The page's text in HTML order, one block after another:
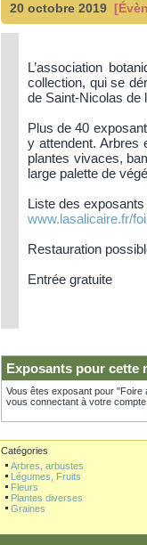
20 octobre 2019
L’association
collection, qui se
de Saint-Nicolas de
Plus de 40
y attendent. Arbres
plantes vivaces,
large palette de
Liste des
www.lasalicaire.fr/
Restauration
Entrée gratuite
Exposants pour cette
Vous êtes exposant pour
vous connectant à votre compte
Catégories
Arbres, arbustes
Légumes, Fruits
Fleurs
Plantes diverses
Graines